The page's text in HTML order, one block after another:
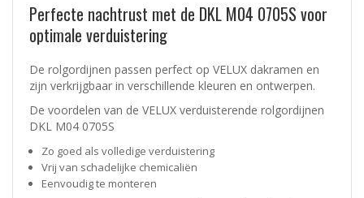
Perfecte nachtrust met de DKL M04 0705S voor
optimale verduistering
De rolgordijnen passen perfect op VELUX dakramen en
zijn verkrijgbaar in verschillende kleuren en ontwerpen.
De voordelen van de VELUX verduisterende rolgordijnen
DKL M04 0705S
Zo goed als volledige verduistering
Vrij van schadelijke chemicaliën
Eenvoudig te monteren